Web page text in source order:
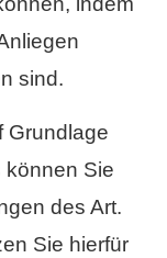
sind.
Grundlage
können Sie
des Art.
Sie hierfür